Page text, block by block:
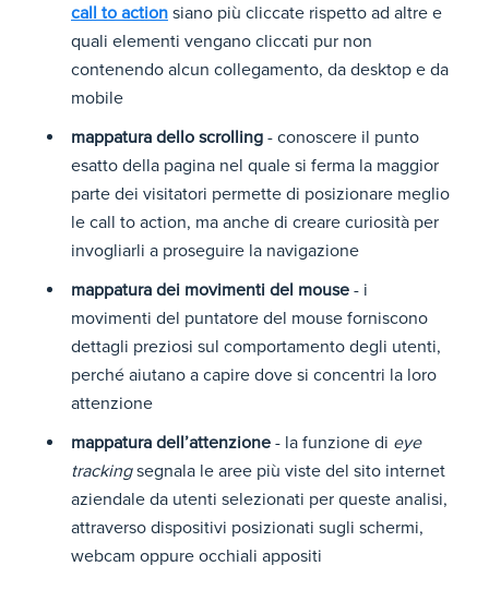
call to action siano più cliccate rispetto ad altre e
quali elementi vengano cliccati pur non
contenendo alcun collegamento, da desktop e da
mobile
mappatura dello scrolling - conoscere il punto
esatto della pagina nel quale si ferma la maggior
parte dei visitatori permette di posizionare meglio
le call to action, ma anche di creare curiosità per
invogliarli a proseguire la navigazione
mappatura dei movimenti del mouse - i
movimenti del puntatore del mouse forniscono
dettagli preziosi sul comportamento degli utenti,
perché aiutano a capire dove si concentri la loro
attenzione
mappatura dell’attenzione - la funzione di eye
trackingsegnala le aree più viste del sito internet
aziendale da utenti selezionati per queste analisi,
attraverso dispositivi posizionati sugli schermi,
webcam oppure occhiali appositi